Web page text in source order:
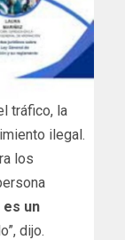
tráfico, la
ilegal.
los
un
dijo.